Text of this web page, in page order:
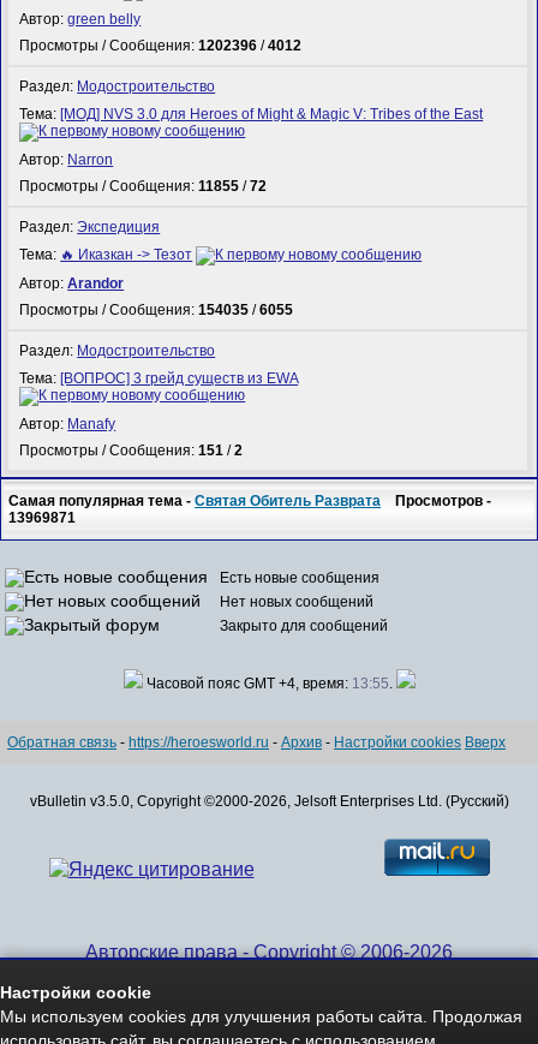
Автор:green belly
Просмотры / Сообщения:1202396 /4012
Раздел: Модостроительство
Тема:[МОД] NVS 3.0 для Heroes of Might & Magic V: Tribes of the East
Автор: Narron
Просмотры / Сообщения:11855 /72
Раздел:Экспедиция
Тема: 🔥 Иказкан -> Тезот
Автор:Arandor
Просмотры / Сообщения:154035 /6055
Раздел: Модостроительство
Тема:[ВОПРОС] 3 грейд существ из EWA
Автор: Manafy
Просмотры / Сообщения:151 /2
Самая популярная тема -Святая Обитель Разврата Просмотров -
13969871
Есть новые сообщения
Нет новых сообщений
Закрыто для сообщений
Часовой пояс GMT +4, время: 13:55.
Обратная связь - https://heroesworld.ru - Архив - Настройки cookies Вверх
vBulletin v3.5.0, Copyright ©2000-2026, Jelsoft Enterprises Ltd. (Русский)
Авторские права - Copyright © 2006-2026
Настройки cookie
Мы используем cookies для улучшения работы сайта. Продолжая
использовать сайт, вы соглашаетесь с использованием